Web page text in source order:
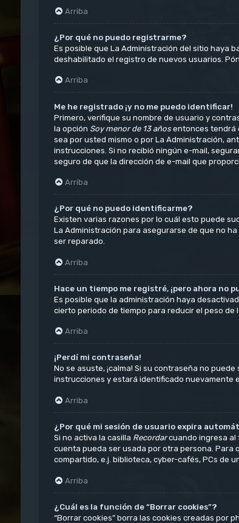
Arriba
¿Por qué no puedo registrarme?
Es posible que La Administración del sitio haya
deshabilitado el registro de nuevos usuarios.
Arriba
Me he registrado ¡y no me puedo identificar!
Primero, verifique su nombre de usuario y
la opción Soy menor de 13 añosentonces tendrá
sea por usted mismo o por La Administración,
instrucciones. Si no recibió ningún e-mail,
seguro de que la dirección de e-mail que
Arriba
¿Por qué no puedo identificarme?
Existen varias razones por lo cuál esto puede
La Administración para asegurarse de que no
ser reparado.
Arriba
Hace un tiempo me registré, ¡pero ahora no
Es posible que la administración haya
cierto periodo de tiempo para reducir el peso de
Arriba
¡Perdí mi contraseña!
No se asuste, ¡calma! Si su contraseña no
instrucciones y estará identificado nuevamente
Arriba
¿Por qué mi sesión de usuario expira
Si no activa la casilla Recordarcuando ingresa al
cuenta pueda ser usada por otra persona. Para
compartido, e.j. biblioteca, cyber-cafés, PCs de
Arriba
¿Cuál es la función de “Borrar cookies”?
“Borrar cookies” borra las cookies creadas por